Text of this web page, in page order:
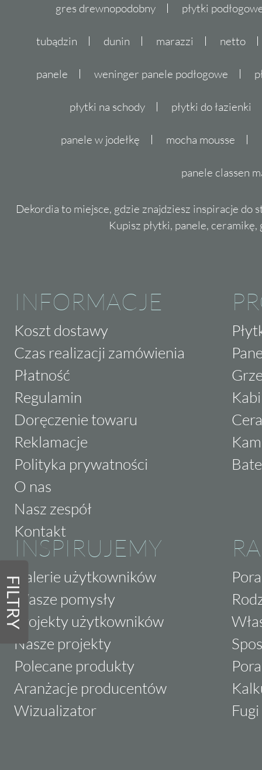
FILTRY
gres drewnopodobny płytki
tubądzin dunin marazzi netto
panele weninger panele podłogowe
płytki na schody płytki do łazienki
panele w jodełkę mocha mousse
panele classen
Dekordia to miejsce, gdzie znajdziesz inspiracje do
Kupisz płytki, panele,
INFORMACJE
Koszt dostawy
Czas realizacji zamówienia
Płatność
Regulamin
Doręczenie towaru
Reklamacje
Polityka prywatności
O nas
Nasz zespół
Kontakt
INSPIRUJEMY
Galerie użytkowników
Wasze pomysły
Projekty użytkowników
Nasze projekty
Polecane produkty
Aranżacje producentów
Wizualizator